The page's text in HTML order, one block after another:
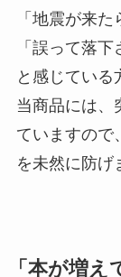
「地震が来
「誤って落
と感じている
当商品には、
ていますので
を未然に防げ
「本が増